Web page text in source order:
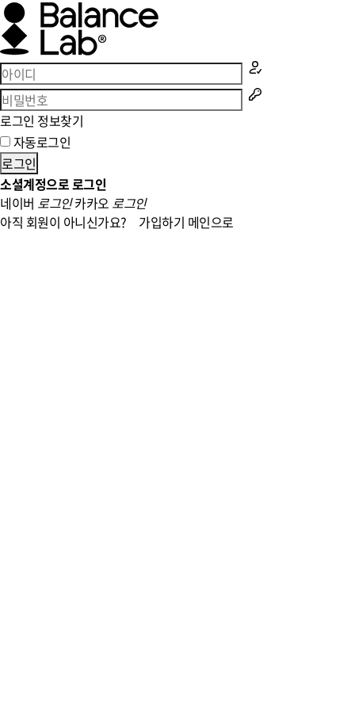
로그인 정보찾기
자동로그인
로그인
소셜계정으로 로그인
네이버 로그인카카오 로그인
아직 회원이 아니신가요? 가입하기 메인으로